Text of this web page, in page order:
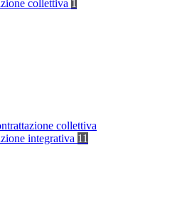
collettiva 1
collettiva
integrativa 11